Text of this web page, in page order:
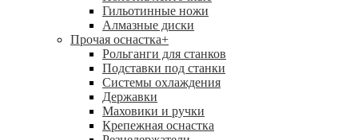
Гильотинные ножи
Алмазные диски
Прочая оснастка+
Рольганги для станков
Подставки под станки
Системы охлаждения
Державки
Маховики и ручки
Крепежная оснастка